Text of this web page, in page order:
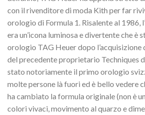
con il rivenditore di moda Kith per far
orologio di Formula 1. Risalente al 1986,
era un’icona luminosa e divertente che è
orologio TAG Heuer dopo l’acquisizione
del precedente proprietario Techniques
stato notoriamente il primo orologio
molte persone là fuori ed è bello vedere
ha cambiato la formula originale (non è
colori vivaci, movimento al quarzo e